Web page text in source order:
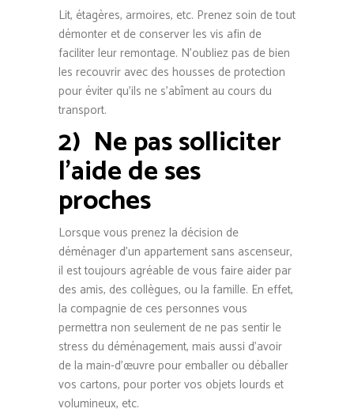
Lit, étagères, armoires, etc. Prenez soin de tout
démonter et de conserver les vis afin de
faciliter leur remontage. N’oubliez pas de bien
les recouvrir avec des housses de protection
pour éviter qu’ils ne s’abîment au cours du
transport.
2) Ne pas solliciter
l’aide de ses
proches
Lorsque vous prenez la décision de
déménager d’un appartement sans ascenseur,
il est toujours agréable de vous faire aider par
des amis, des collègues, ou la famille. En effet,
la compagnie de ces personnes vous
permettra non seulement de ne pas sentir le
stress du déménagement, mais aussi d’avoir
de la main-d’œuvre pour emballer ou déballer
vos cartons, pour porter vos objets lourds et
volumineux, etc.